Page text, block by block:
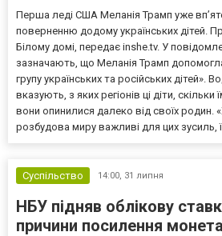
Перша леді США Меланія Трамп уже
поверненню додому українських дітей.
Білому домі, передає inshe.tv. У
зазначають, що Меланія Трамп
групу українських та російських дітей».
вказують, з яких регіонів ці діти, скільки
вони опинилися далеко від своїх родин.
розбудова миру важливі для цих зусиль,
Суспільство 14:00, 31 липня
НБУ підняв облікову
причини посилення